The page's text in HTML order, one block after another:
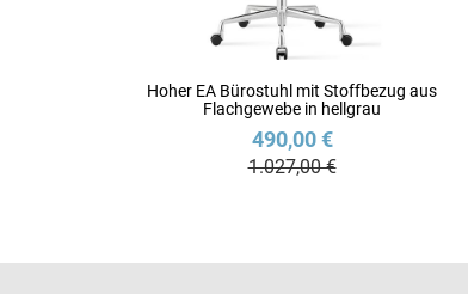
Hoher EA Bürostuhl mit Stoffbezug aus
Flachgewebe in hellgrau
490,00 €
1.027,00 €